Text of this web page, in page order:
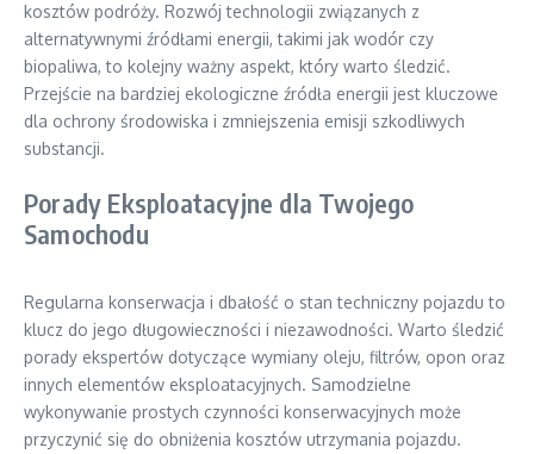
kosztów podróży. Rozwój technologii związanych z
alternatywnymi źródłami energii, takimi jak wodór czy
biopaliwa, to kolejny ważny aspekt, który warto śledzić.
Przejście na bardziej ekologiczne źródła energii jest kluczowe
dla ochrony środowiska i zmniejszenia emisji szkodliwych
substancji.
Porady Eksploatacyjne dla Twojego
Samochodu
Regularna konserwacja i dbałość o stan techniczny pojazdu to
klucz do jego długowieczności i niezawodności. Warto śledzić
porady ekspertów dotyczące wymiany oleju, filtrów, opon oraz
innych elementów eksploatacyjnych. Samodzielne
wykonywanie prostych czynności konserwacyjnych może
przyczynić się do obniżenia kosztów utrzymania pojazdu.